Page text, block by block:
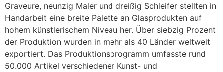
Graveure, neunzig Maler und dreißig Schleifer stellten in
Handarbeit eine breite Palette an Glasprodukten auf
hohem künstlerischem Niveau her. Über siebzig Prozent
der Produktion wurden in mehr als 40 Länder weltweit
exportiert. Das Produktionsprogramm umfasste rund
50.000 Artikel verschiedener Kunst- und